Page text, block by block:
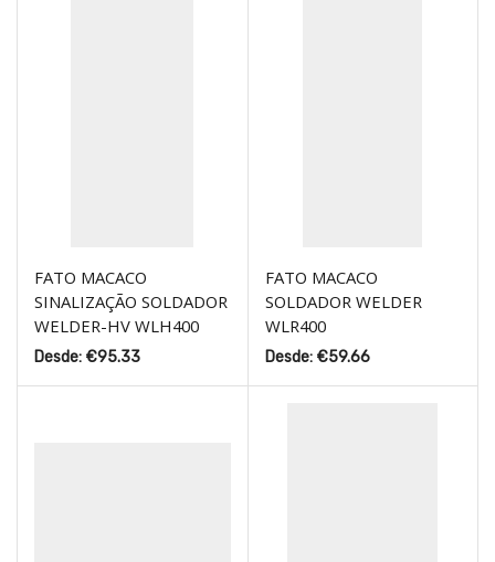
FATO MACACO
SINALIZAÇÃO SOLDADOR
WELDER-HV WLH400
Desde: €95.33
FATO MACACO
SOLDADOR WELDER
WLR400
Desde: €59.66